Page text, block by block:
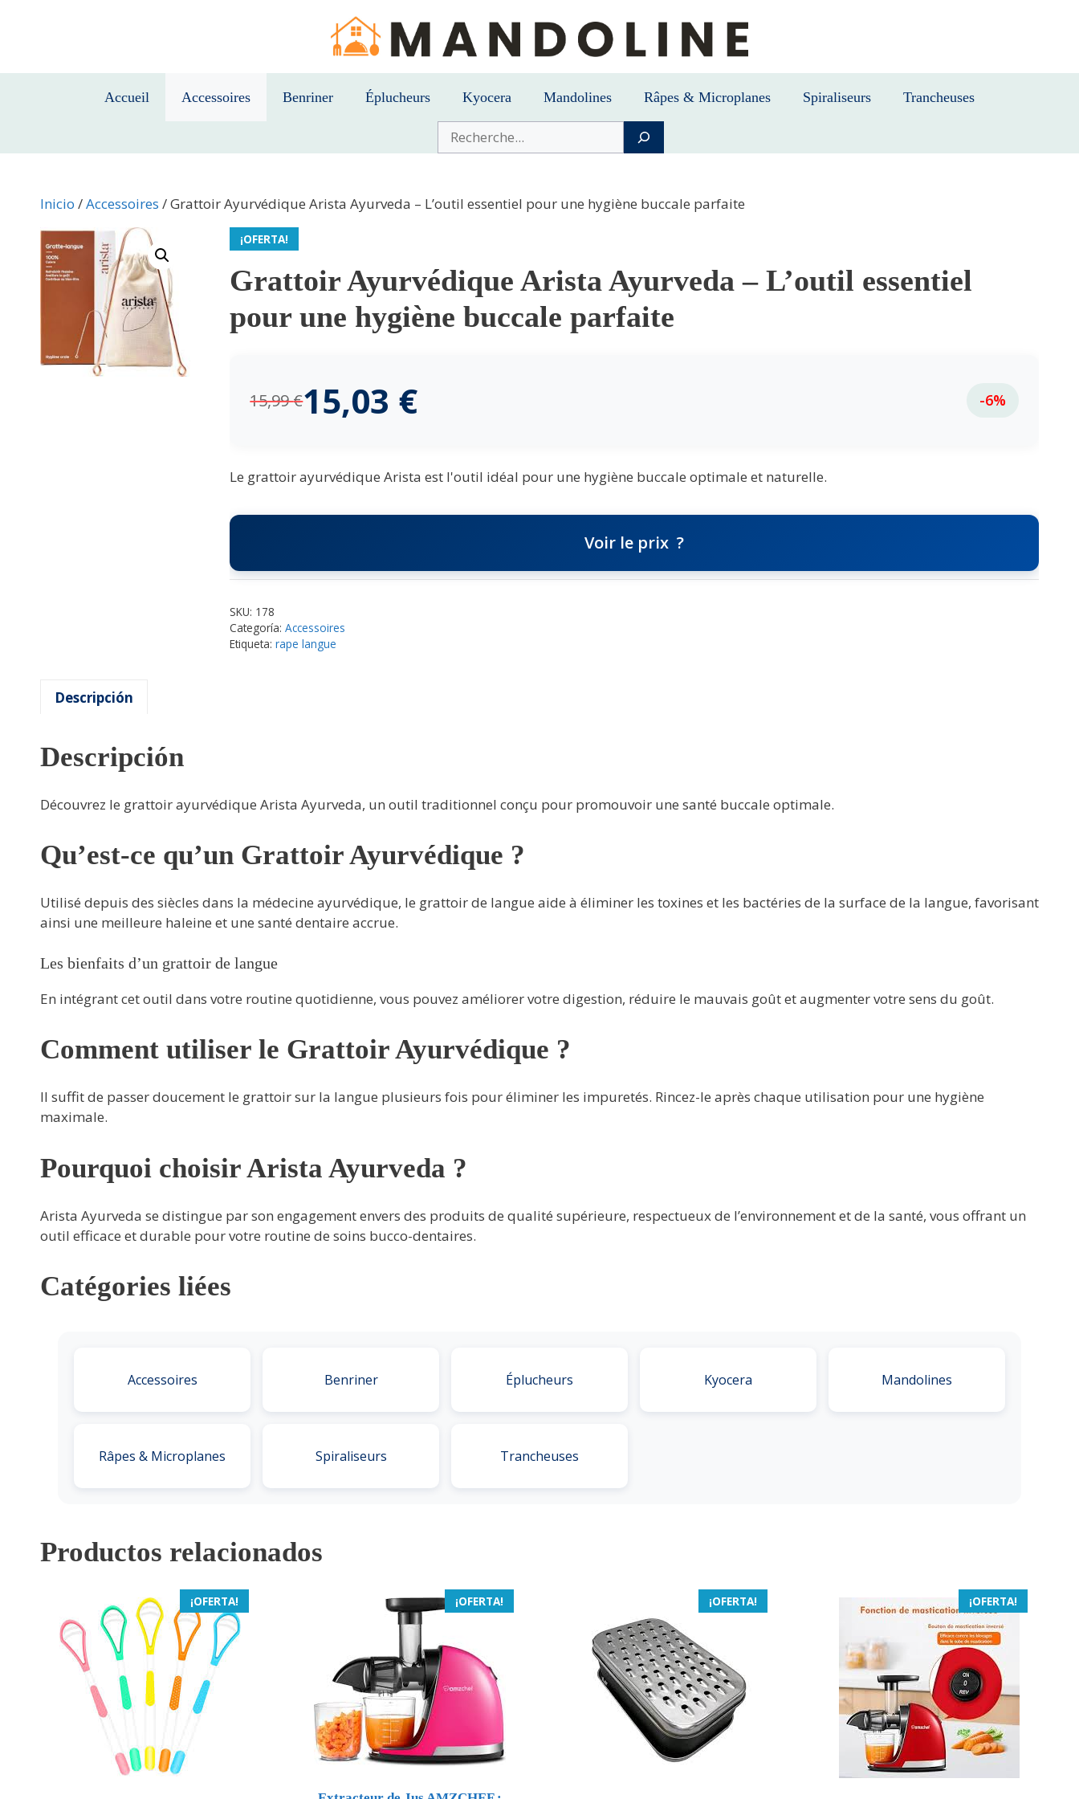
Accueil Accessoires Benriner Éplucheurs Kyocera Mandolines Râpes & Microplanes Spiraliseurs Trancheuses
Buscar
Inicio /Accessoires / Grattoir Ayurvédique Arista Ayurveda – L’outil essentiel pour une hygiène buccale parfaite
¡OFERTA!
Grattoir Ayurvédique Arista Ayurveda – L’outil essentiel
pour une hygiène buccale parfaite
15,99€15,03 € -6%
Le grattoir ayurvédique Arista est l'outil idéal pour une hygiène buccale optimale et naturelle.
Voir le prix
SKU: 178
Categoría:Accessoires
Etiqueta:rape langue
Descripción
Descripción
Découvrez le grattoir ayurvédique Arista Ayurveda, un outil traditionnel conçu pour promouvoir une santé buccale optimale.
Qu’est-ce qu’un Grattoir Ayurvédique ?
Utilisé depuis des siècles dans la médecine ayurvédique, le grattoir de langue aide à éliminer les toxines et les bactéries de la surface de la langue, favorisant
ainsi une meilleure haleine et une santé dentaire accrue.
Les bienfaits d’un grattoir de langue
En intégrant cet outil dans votre routine quotidienne, vous pouvez améliorer votre digestion, réduire le mauvais goût et augmenter votre sens du goût.
Comment utiliser le Grattoir Ayurvédique ?
Il suffit de passer doucement le grattoir sur la langue plusieurs fois pour éliminer les impuretés. Rincez-le après chaque utilisation pour une hygiène
maximale.
Pourquoi choisir Arista Ayurveda ?
Arista Ayurveda se distingue par son engagement envers des produits de qualité supérieure, respectueux de l’environnement et de la santé, vous offrant un
outil efficace et durable pour votre routine de soins bucco-dentaires.
Catégories liées
Accessoires Benriner Éplucheurs Kyocera Mandolines
Râpes & Microplanes Spiraliseurs Trancheuses
Productos relacionados
¡OFERTA! ¡OFERTA! ¡OFERTA! ¡OFERTA!